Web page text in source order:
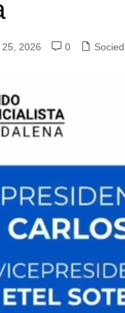
2026 0